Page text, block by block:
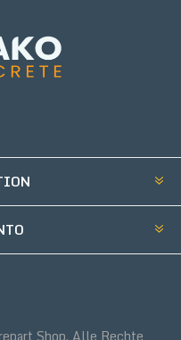
Shop. Alle Rechte